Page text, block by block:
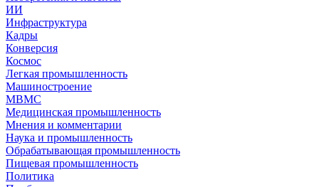
ИИ
Инфраструктура
Кадры
Конверсия
Космос
Легкая промышленность
Машиностроение
МВМС
Медицинская промышленность
Мнения и комментарии
Наука и промышленность
Обрабатывающая промышленность
Пищевая промышленность
Политика